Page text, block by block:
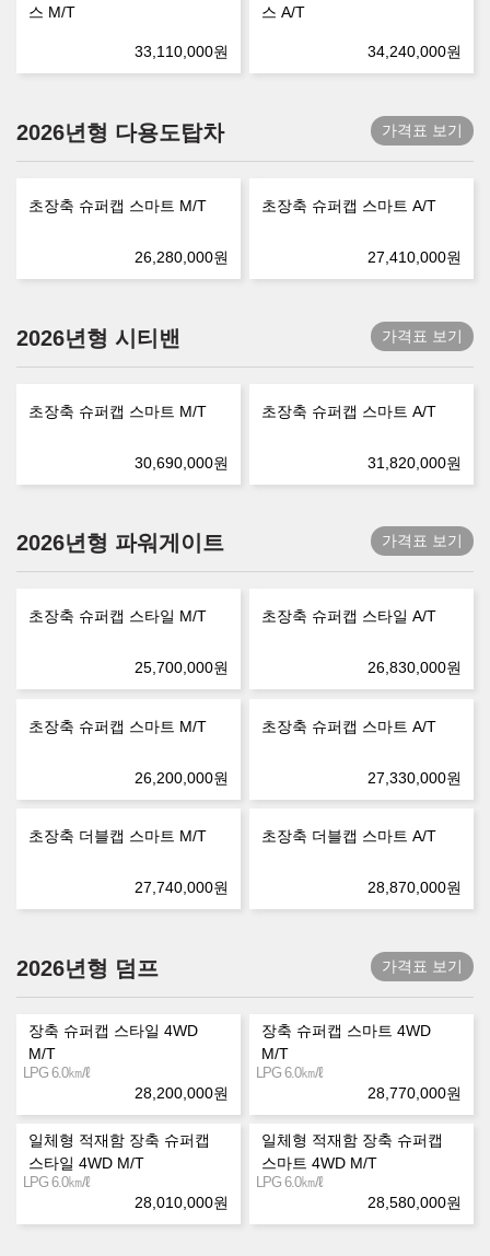
스 M/T
33,110,000원
스 A/T
34,240,000원
2026년형 다용도탑차 가격표 보기
초장축 슈퍼캡 스마트 M/T
26,280,000원
초장축 슈퍼캡 스마트 A/T
27,410,000원
2026년형 시티밴 가격표 보기
초장축 슈퍼캡 스마트 M/T
30,690,000원
초장축 슈퍼캡 스마트 A/T
31,820,000원
2026년형 파워게이트 가격표 보기
초장축 슈퍼캡 스타일 M/T
25,700,000원
초장축 슈퍼캡 스타일 A/T
26,830,000원
초장축 슈퍼캡 스마트 M/T
26,200,000원
초장축 슈퍼캡 스마트 A/T
27,330,000원
초장축 더블캡 스마트 M/T
27,740,000원
초장축 더블캡 스마트 A/T
28,870,000원
2026년형 덤프 가격표 보기
장축 슈퍼캡 스타일 4WD
M/T
LPG 6.0㎞/ℓ
28,200,000원
장축 슈퍼캡 스마트 4WD
M/T
LPG 6.0㎞/ℓ
28,770,000원
일체형 적재함 장축 슈퍼캡
스타일 4WD M/T
LPG 6.0㎞/ℓ
28,010,000원
일체형 적재함 장축 슈퍼캡
스마트 4WD M/T
LPG 6.0㎞/ℓ
28,580,000원